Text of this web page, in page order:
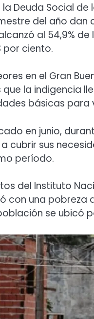
Deuda Social
del año dan
al 54,9%
por ciento.
en el Gran
la indigencia
básicas para
en junio,
cubrir sus
período.
del Instituto
con una pobreza
se ubicó